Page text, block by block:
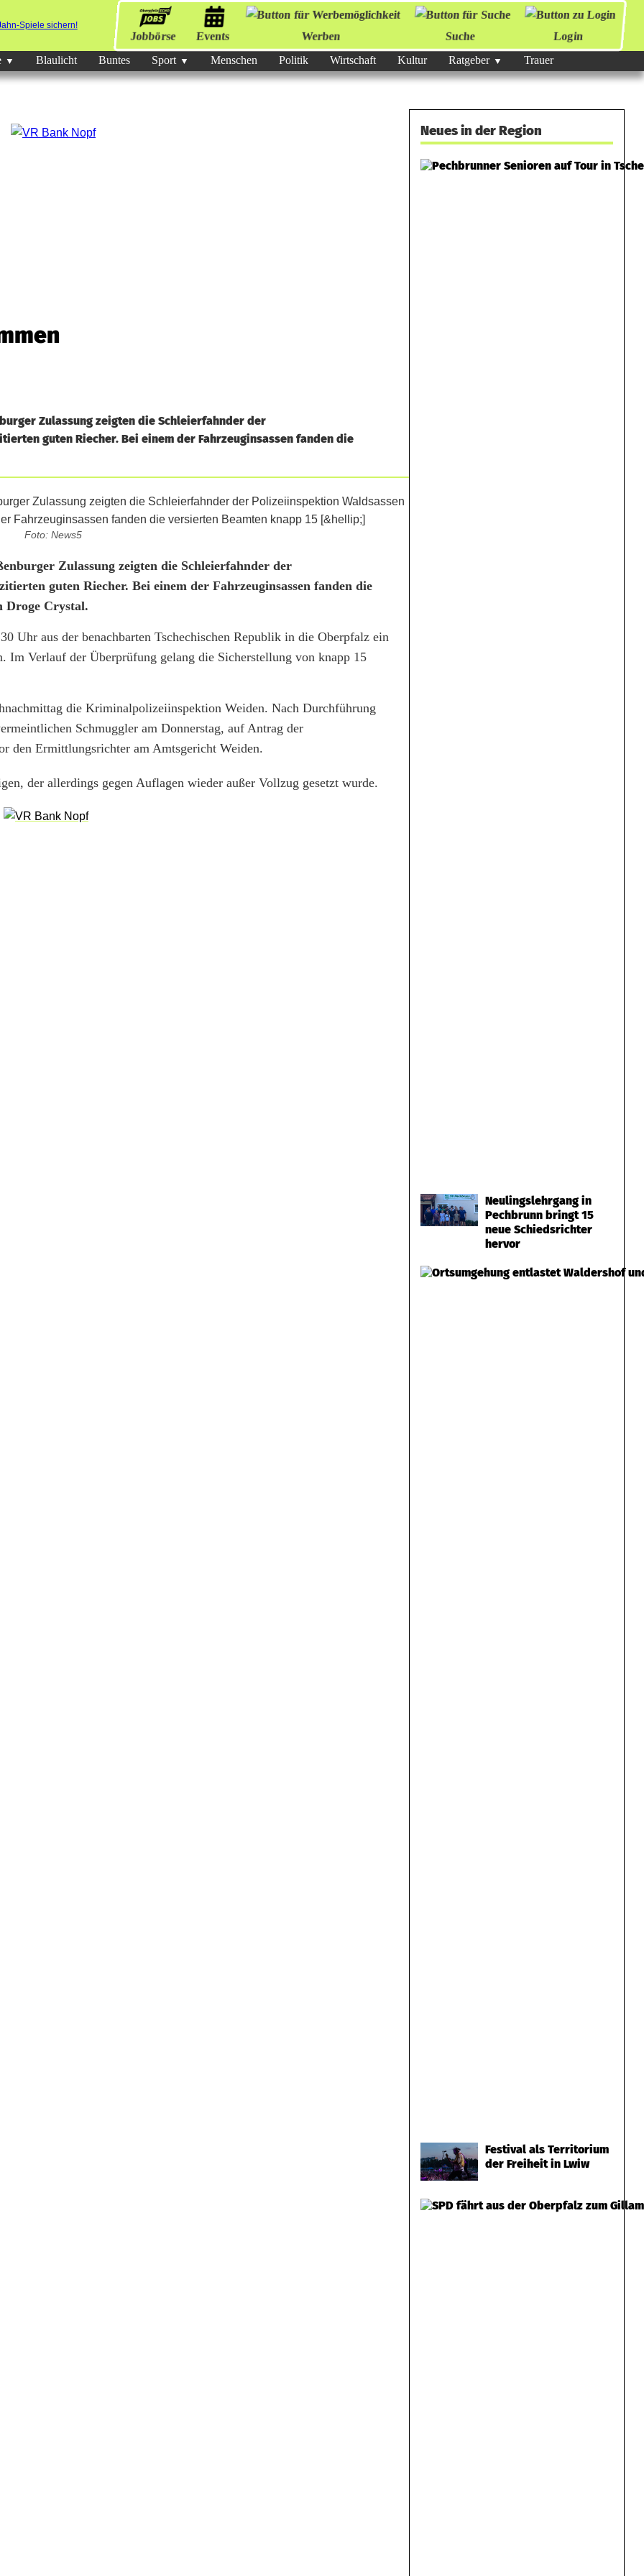
Jobbörse Events Werben Suche
Login
Blaulicht Buntes Sport Menschen Politik Wirtschaft Kultur Ratgeber Trauer
Zulassung zeigten die Schleierfahnder der
guten Riecher. Bei einem der Fahrzeuginsassen fanden die
Foto: News5
Zulassung zeigten die Schleierfahnder der
guten Riecher. Bei einem der Fahrzeuginsassen fanden die
Droge Crystal.
Uhr aus der benachbarten Tschechischen Republik in die Oberpfalz ein
Im Verlauf der Überprüfung gelang die Sicherstellung von knapp 15
die Kriminalpolizeiinspektion Weiden. Nach Durchführung
Schmuggler am Donnerstag, auf Antrag der
den Ermittlungsrichter am Amtsgericht Weiden.
der allerdings gegen Auflagen wieder außer Vollzug gesetzt wurde.
Neues in der Region
Neulingslehrgang in
Pechbrunn bringt 15
neue Schiedsrichter
hervor
Festival als Territorium
der Freiheit in Lwiw